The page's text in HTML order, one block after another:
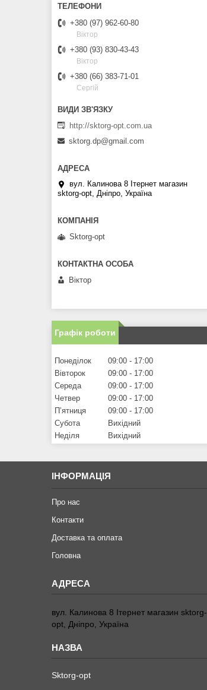
+380 (97) 962-60-80
Віктор
+380 (93) 830-43-43
Віктор
+380 (66) 383-71-01
Сергій
http://sktorg-opt.com.ua
sktorg.dp@gmail.com
вул. Калинова 8 Ітернет магазин
sktorg-opt, Дніпро, Україна
Sktorg-opt
Віктор
Графік роботи
Понеділок 09:00
17:00
Вівторок
09:00
17:00
Середа
09:00
17:00
Четвер
09:00
17:00
Пʼятниця
09:00
17:00
Субота
Вихідний
Неділя
Вихідний
ІНФОРМАЦІЯ
Про нас
Контакти
Доставка та оплата
Головна
вул. Калинова 8 Ітернет магазин sktorg-
opt, Дніпро, Україна
Sktorg-opt